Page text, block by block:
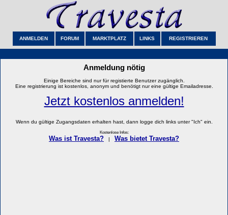
ANMELDEN FORUM MARKTPLATZ LINKS REGISTRIEREN
Anmeldung nötig
Einige Bereiche sind nur für registierte Benutzer zugänglich.
Eine registrierung ist kostenlos, anonym und benötigt nur eine gültige Emailadresse.
Jetzt kostenlos anmelden!
Wenn du gültige Zugangsdaten erhalten hast, dann logge dich links unter "Ich" ein.
Kostenlose Infos:
Was ist Travesta? Was bietet Travesta?